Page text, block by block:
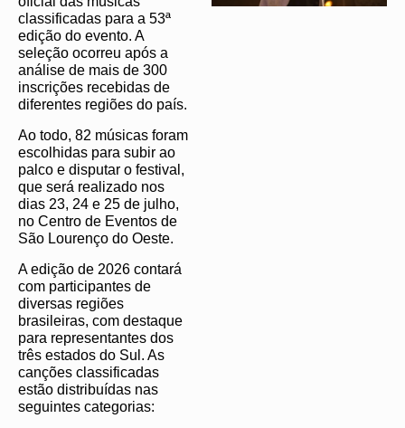
classificadas para a 53ª
edição do evento. A
seleção ocorreu após a
análise de mais de 300
inscrições recebidas de
diferentes regiões do país.
Ao todo, 82 músicas foram
escolhidas para subir ao
palco e disputar o festival,
que será realizado nos
dias 23, 24 e 25 de julho,
no Centro de Eventos de
São Lourenço do Oeste.
A edição de 2026 contará
com participantes de
diversas regiões
brasileiras, com destaque
para representantes dos
três estados do Sul. As
canções classificadas
estão distribuídas nas
seguintes categorias: